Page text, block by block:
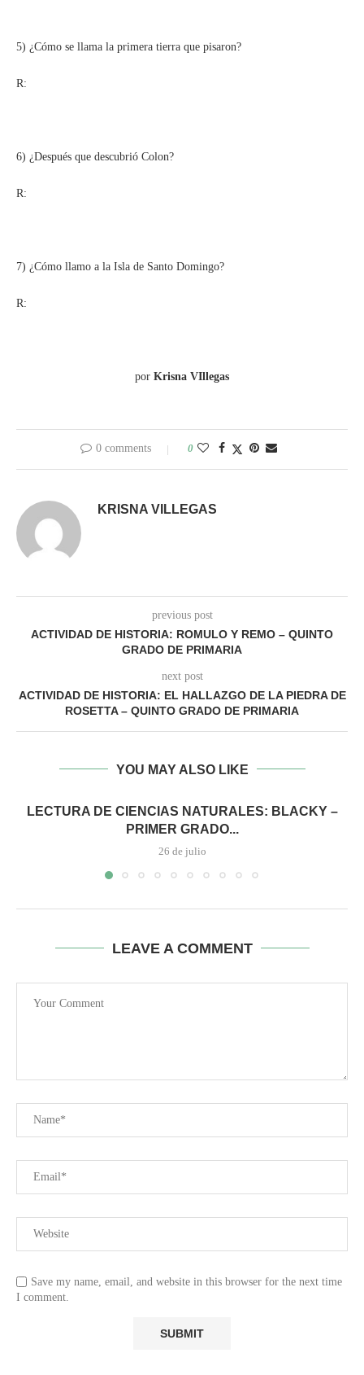
5) ¿Cómo se llama la primera tierra que pisaron?
R:
6) ¿Después que descubrió Colon?
R:
7) ¿Cómo llamo a la Isla de Santo Domingo?
R:
por Krisna VIllegas
0 comments 0
KRISNA VILLEGAS
previous post
ACTIVIDAD DE HISTORIA: ROMULO Y REMO – QUINTO
GRADO DE PRIMARIA
next post
ACTIVIDAD DE HISTORIA: EL HALLAZGO DE LA PIEDRA DE
ROSETTA – QUINTO GRADO DE PRIMARIA
YOU MAY ALSO LIKE
LECTURA DE CIENCIAS NATURALES: BLACKY –
PRIMER GRADO...
26 de julio
LEAVE A COMMENT
Save my name, email, and website in this browser for the next time
I comment.